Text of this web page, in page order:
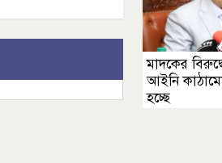
মাদকের
আইনি
হচ্ছে